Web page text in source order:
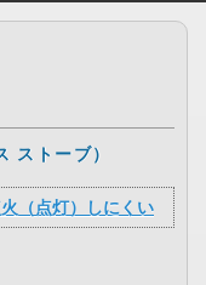
ストーブ）
（点灯）しにくい